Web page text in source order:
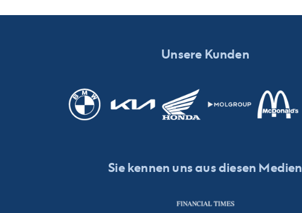
Unsere Kunden
Sie kennen uns aus diesen Medien